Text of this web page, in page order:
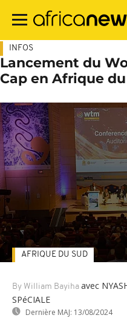
contenu
INFOS
Lancement du
Cap en Afrique
By William Bayiha avec
SPéCIALE
Dernière MAJ: 13/08/2024
AFRIQUE DU SUD